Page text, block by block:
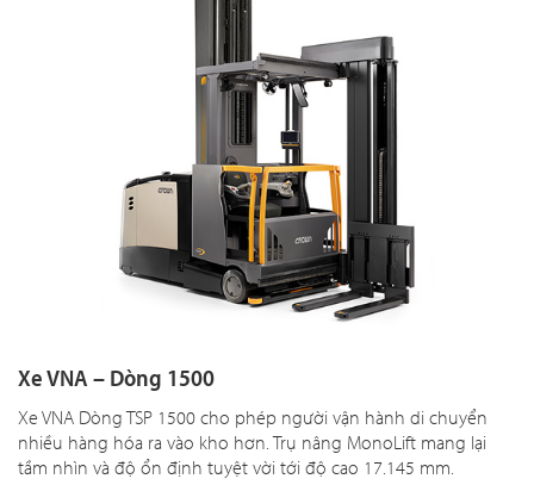
Xe VNA – Dòng 1500
Xe VNA Dòng TSP 1500 cho phép người vận hành di chuyển
nhiều hàng hóa ra vào kho hơn. Trụ nâng MonoLift mang lại
tầm nhìn và độ ổn định tuyệt vời tới độ cao 17.145 mm.